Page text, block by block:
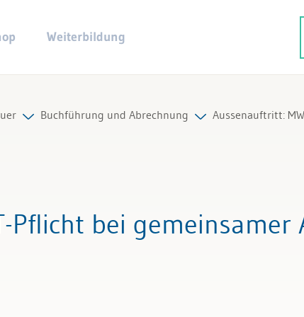
Weiterbildung
Buchführung und Abrechnung
Alle Fachexperten
Aussenauftritt:
Pflicht bei